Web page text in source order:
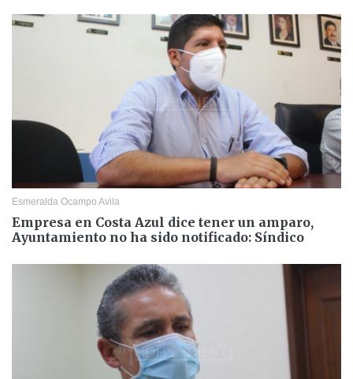
Esmeralda Ocampo Avila
Empresa en Costa Azul dice tener un amparo,
Ayuntamiento no ha sido notificado: Síndico